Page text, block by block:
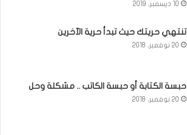
10 ديسمبر، 2019
تنتهي حريتك حيث تبدأ حرية الآخرين
20 نوفمبر، 2018
حبسة الكتابة أو حبسة الكاتب .. مشكلة وحل
20 نوفمبر، 2018